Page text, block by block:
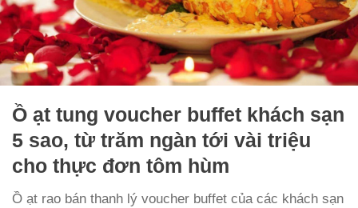
Ồ ạt tung voucher buffet khách sạn
5 sao, từ trăm ngàn tới vài triệu
cho thực đơn tôm hùm
Ồ ạt rao bán thanh lý voucher buffet của các khách sạn